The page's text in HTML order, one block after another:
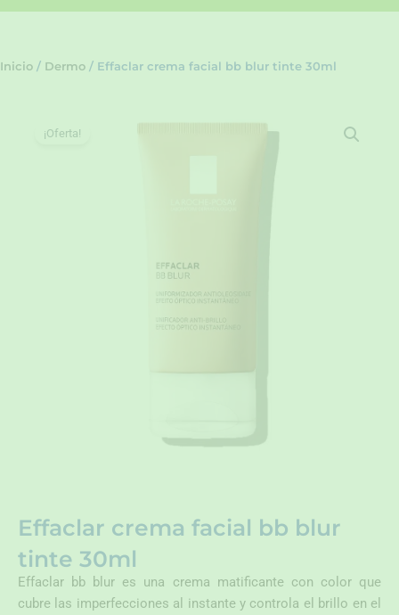
Inicio / Dermo / Effaclar crema facial bb blur tinte 30ml
¡Oferta!
Effaclar crema facial bb blur
tinte 30ml
Effaclar bb blur es una crema matificante con color que
cubre las imperfecciones al instante y controla el brillo en el